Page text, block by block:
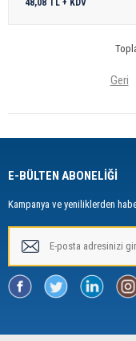
48,08 TL + KDV
E-BÜLTEN ABONELİĞİ
Kampanya ve yeniliklerden